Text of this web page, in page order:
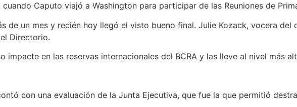
Caputo viajó a Washington para participar de las Reuniones de
de un mes y recién hoy llegó el visto bueno final. Julie Kozack, vocera
Directorio.
impacte en las reservas internacionales del BCRA y las lleve al nivel más
con una evaluación de la Junta Ejecutiva, que fue la que permitió